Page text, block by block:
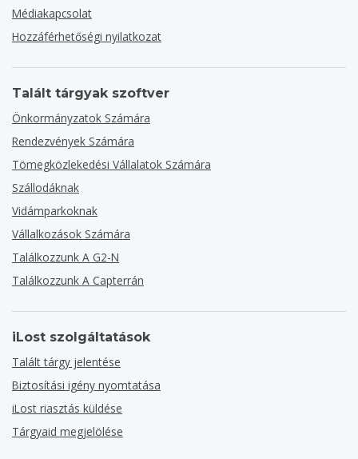
Médiakapcsolat
Hozzáférhetőségi nyilatkozat
Talált tárgyak szoftver
Önkormányzatok Számára
Rendezvények Számára
Tömegközlekedési Vállalatok Számára
Szállodáknak
Vidámparkoknak
Vállalkozások Számára
Találkozzunk A G2-N
Találkozzunk A Capterrán
iLost szolgáltatások
Talált tárgy jelentése
Biztosítási igény nyomtatása
iLost riasztás küldése
Tárgyaid megjelölése